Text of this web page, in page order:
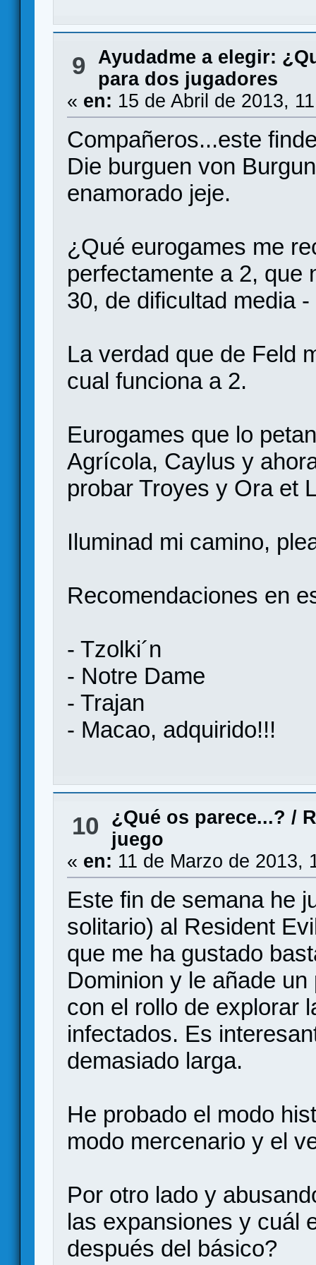
9 Ayudadme a elegir:
para dos jugadores
« en: 15 de Abril de 2013,
Compañeros...este
Die burguen von
enamorado jeje.
¿Qué eurogames me
perfectamente a 2, que
30, de dificultad media -
La verdad que de Feld
cual funciona a 2.
Eurogames que lo
Agrícola, Caylus y
probar Troyes y Ora et
Iluminad mi camino,
Recomendaciones en
- Tzolki´n
- Notre Dame
- Trajan
- Macao, adquirido!!!
10 ¿Qué os parece...? /
juego
« en: 11 de Marzo de 2013,
Este fin de semana he
solitario) al Resident
que me ha gustado
Dominion y le añade
con el rollo de explorar
infectados. Es
demasiado larga.
He probado el modo
modo mercenario y el
Por otro lado y
las expansiones y cuál
después del básico?